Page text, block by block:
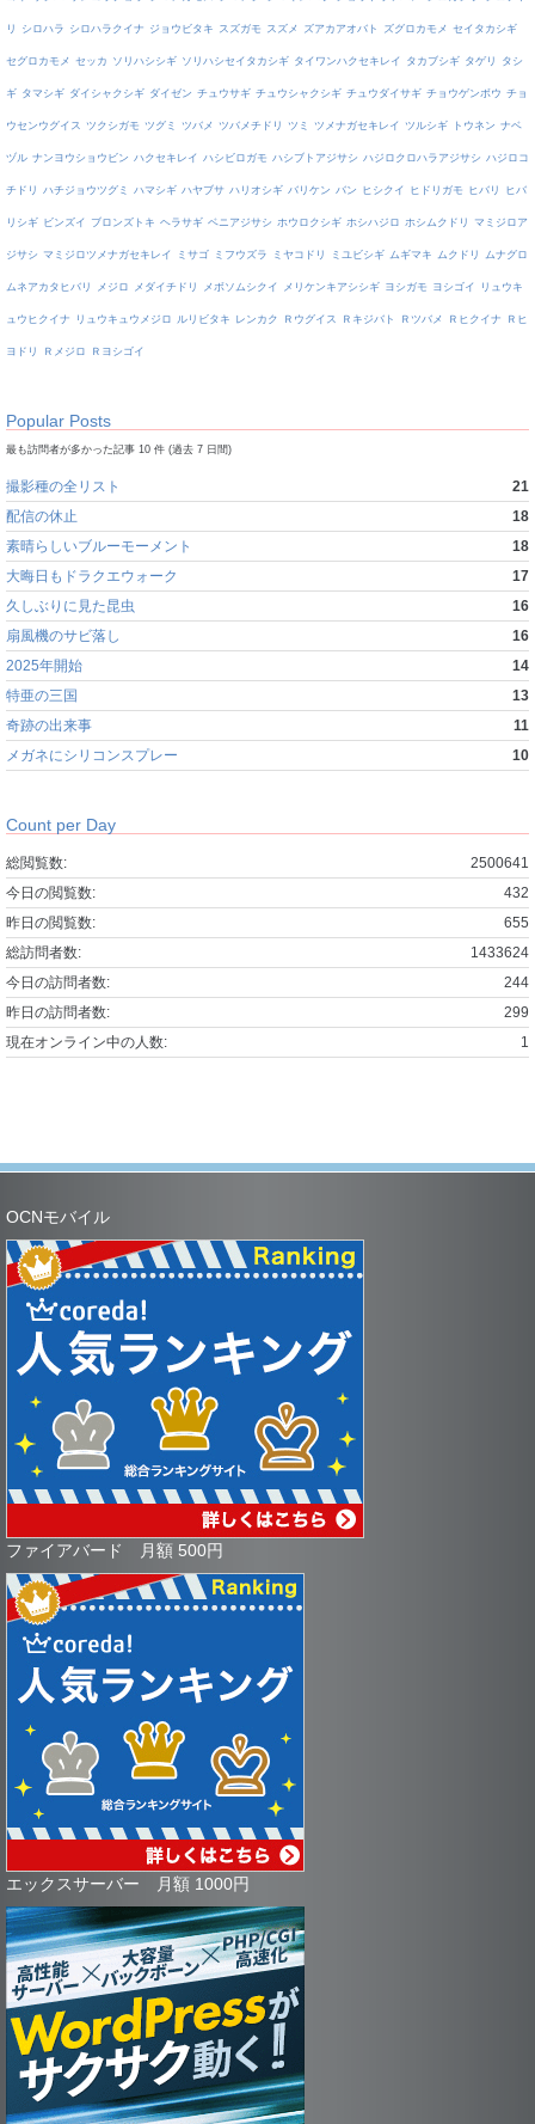
リ シロハラ シロハラクイナ ジョウビタキ スズガモ スズメ ズアカアオバト ズグロカモメ セイタカシギ
セグロカモメ セッカ ソリハシシギ ソリハシセイタカシギ タイワンハクセキレイ タカブシギ タゲリ タシ
ギ タマシギ ダイシャクシギ ダイゼン チュウサギ チュウシャクシギ チュウダイサギ チョウゲンボウ チョ
ウセンウグイス ツクシガモ ツグミ ツバメ ツバメチドリ ツミ ツメナガセキレイ ツルシギ トウネン ナベ
ヅル ナンヨウショウビン ハクセキレイ ハシビロガモ ハシブトアジサシ ハジロクロハラアジサシ ハジロコ
チドリ ハチジョウツグミ ハマシギ ハヤブサ ハリオシギ バリケン バン ヒシクイ ヒドリガモ ヒバリ ヒバ
リシギ ビンズイ ブロンズトキ ヘラサギ ベニアジサシ ホウロクシギ ホシハジロ ホシムクドリ マミジロア
ジサシ マミジロツメナガセキレイ ミサゴ ミフウズラ ミヤコドリ ミユビシギ ムギマキ ムクドリ ムナグロ
ムネアカタヒバリ メジロ メダイチドリ メボソムシクイ メリケンキアシシギ ヨシガモ ヨシゴイ リュウキ
ュウヒクイナ リュウキュウメジロ ルリビタキ レンカク Ｒウグイス Ｒキジバト Ｒツバメ Ｒヒクイナ Ｒヒ
ヨドリ Ｒメジロ Ｒヨシゴイ
Popular Posts
最も訪問者が多かった記事 10 件 (過去 7 日間)
撮影種の全リスト
21
配信の休止
18
素晴らしいブルーモーメント
18
大晦日もドラクエウォーク
17
久しぶりに見た昆虫
16
扇風機のサビ落し
16
2025年開始
14
特亜の三国
13
奇跡の出来事
11
メガネにシリコンスプレー
10
Count per Day
2500641
総閲覧数:
432
今日の閲覧数:
655
昨日の閲覧数:
1433624
総訪問者数:
244
今日の訪問者数:
299
昨日の訪問者数:
1
現在オンライン中の人数:
OCNモバイル
ファイアバード 月額 500円
エックスサーバー 月額 1000円